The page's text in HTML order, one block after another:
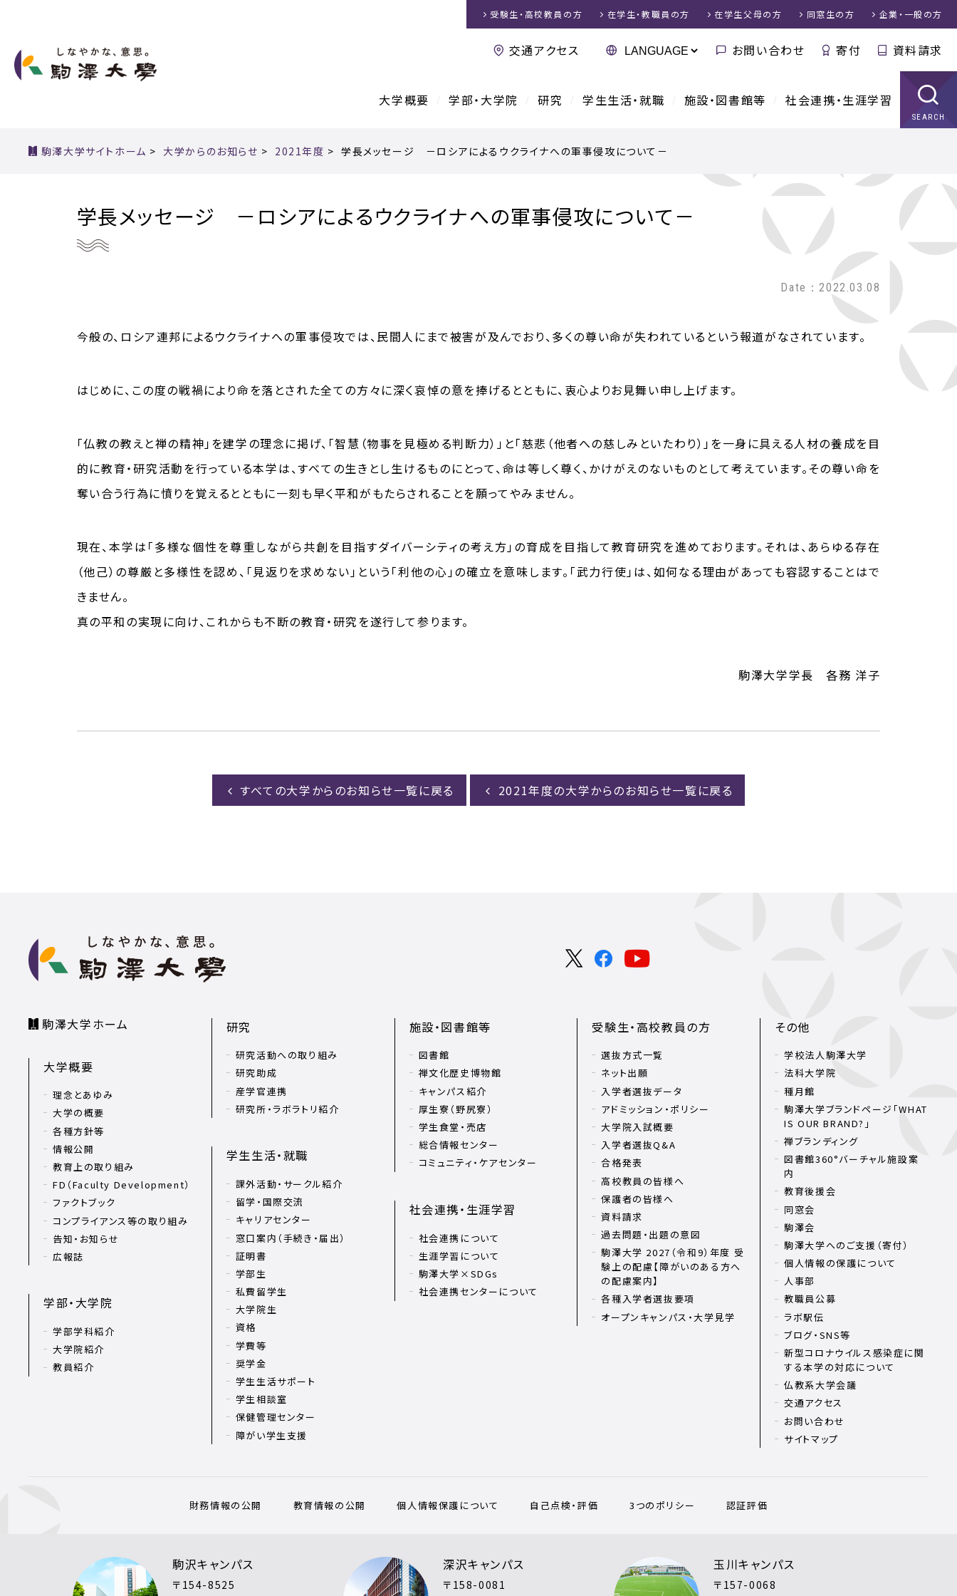
大学概要 学部・大学院 研究 学生生活・就職 施設・図書館等 社会連携・生涯学習
SEARCH
受験生・高校教員 の方 在学生・教職員 の方 在学生父母の方 同窓生の方 企業・一般の方
交通アクセス お問い合わせ 寄付 資料請求
駒澤大学サイトホーム >大学からのお知らせ > 2021年度 >学長メッセージ －ロシアによるウクライナへの軍事侵攻について－
学長メッセージ －ロシアによるウクライナへの軍事侵攻について－
Date：2022.03.08
今般の、ロシア連邦によるウクライナへの軍事侵攻では、民間人にまで被害が及んでおり、多くの尊い命が失われているという報道がなされています。
はじめに、この度の戦禍により命を落とされた全ての方々に深く哀悼の意を捧げるとともに、衷心よりお見舞い申し上げます。
「仏教の教えと禅の精神」を建学の理念に掲げ、「智慧（物事を見極める判断力）」と「慈悲（他者への慈しみといたわり）」を一身に具える人材の養成を目
的に教育・研究活動を行っている本学は、すべての生きとし生けるものにとって、命は等しく尊く、かけがえのないものとして考えています。その尊い命を
奪い合う行為に憤りを覚えるとともに一刻も早く平和がもたらされることを願ってやみません。
現在、本学は「多様な個性を尊重しながら共創を目指すダイバーシティの考え方」の育成を目指して教育研究を進めております。それは、あらゆる存在
（他己）の尊厳と多様性を認め、「見返りを求めない」という「利他の心」の確立を意味します。「武力行使」は、如何なる理由があっても容認することはで
きません。
真の平和の実現に向け、これからも不断の教育・研究を遂行して参ります。
駒澤大学学長 各務 洋子
すべての大学からのお知らせ一覧に戻る 2021年度の大学からのお知らせ一覧に戻る
駒澤大学ホーム
大学概要
理念とあゆみ
大学の概要
各種方針等
情報公開
教育上の取り組み
FD（Faculty Development）
ファクトブック
コンプライアンス等の取り組み
告知・お知らせ
広報誌
学部・大学院
学部学科紹介
大学院紹介
教員紹介
研究
研究活動への取り組み
研究助成
産学官連携
研究所・ラボラトリ紹介
学生生活・就職
課外活動・サークル紹介
留学・国際交流
キャリアセンター
窓口案内（手続き・届出）
証明書
学部生
私費留学生
大学院生
資格
学費等
奨学金
学生生活サポート
学生相談室
保健管理センター
障がい学生支援
施設・図書館等
図書館
禅文化歴史博物館
キャンパス紹介
厚生寮（野尻寮）
学生食堂・売店
総合情報センター
コミュニティ・ケアセンター
社会連携・生涯学習
社会連携について
生涯学習について
駒澤大学×SDGs
社会連携センターについて
受験生・高校教員の方
選抜方式一覧
ネット出願
入学者選抜データ
アドミッション・ポリシー
大学院入試概要
入学者選抜Q&A
合格発表
高校教員の皆様へ
保護者の皆様へ
資料請求
過去問題・出題の意図
駒澤大学 2027（令和9）年度 受
験上の配慮【障がいのある方へ
の配慮案内】
各種入学者選抜要項
オープンキャンパス・大学見学
その他
学校法人駒澤大学
法科大学院
種月館
駒澤大学ブランドページ「WHAT
IS OUR BRAND?」
禅ブランディング
図書館360°バーチャル施設案
内
教育後援会
同窓会
駒澤会
駒澤大学へのご支援（寄付）
個人情報の保護について
人事部
教職員公募
ラボ駅伝
ブログ・SNS等
新型コロナウイルス感染症に関
する本学の対応について
仏教系大学会議
交通アクセス
お問い合わせ
サイトマップ
財務情報の公開 教育情報の公開 個人情報保護について 自己点検・評価 3つのポリシー 認証評価
駒沢キャンパス
〒154-8525
深沢キャンパス
〒158-0081
玉川キャンパス
〒157-0068